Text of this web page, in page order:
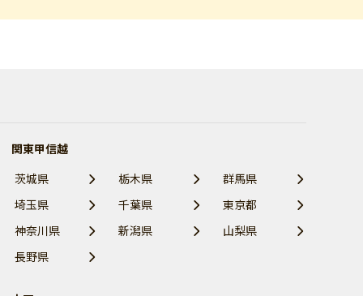
関東甲信越
茨城県
栃木県
群馬県
埼玉県
千葉県
東京都
神奈川県
新潟県
山梨県
長野県